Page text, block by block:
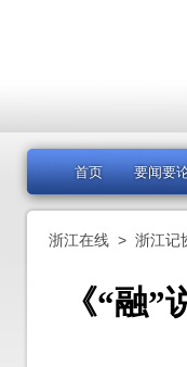
首页 要闻要
浙江在线 > 浙江记
《“融